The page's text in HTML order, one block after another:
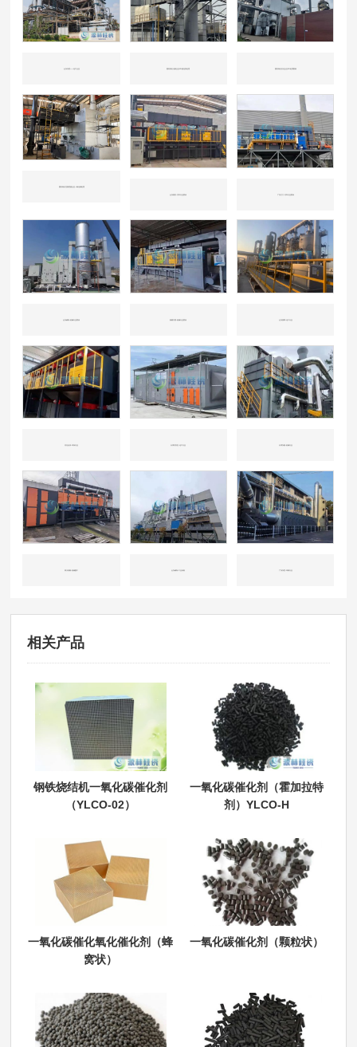
山东东营——化工企业 国内知名冶炼企业CO催化剂处理 国内知名石化企业CO处理案例
山东潍坊-汽车行业喷涂 广东江门-汽车行业喷涂
相关产品
钢铁烧结机一氧化碳催化剂
（YLCO-02）
一氧化碳催化剂（霍加拉特
剂）YLCO-H
一氧化碳催化氧化催化剂（蜂
窝状）
一氧化碳催化剂（颗粒状）